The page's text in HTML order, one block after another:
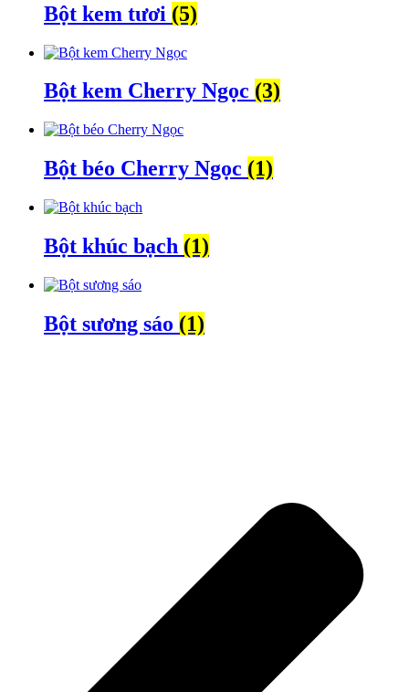
Bột kem tươi (5)
Bột kem Cherry Ngọc (3)
Bột béo Cherry Ngọc (1)
Bột khúc bạch (1)
Bột sương sáo (1)